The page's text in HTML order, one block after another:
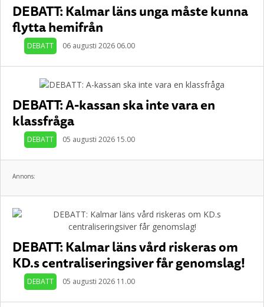
DEBATT: Kalmar läns unga måste kunna
flytta hemifrån
DEBATT 06 augusti 2026 06.00
DEBATT: A-kassan ska inte vara en
klassfråga
DEBATT 05 augusti 2026 15.00
Annons:
DEBATT: Kalmar läns vård riskeras om
KD.s centraliseringsiver får genomslag!
DEBATT 05 augusti 2026 11.00